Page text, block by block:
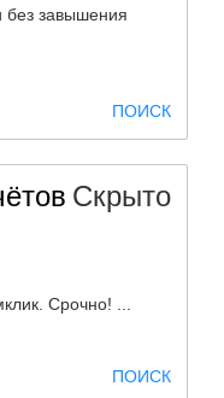
без завышения
ПОИСК
Скрыто
Срочно! ...
ПОИСК